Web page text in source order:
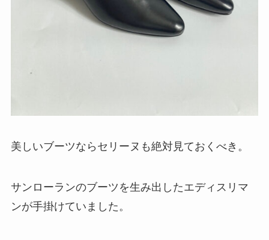
美しいブーツならセリーヌも絶対見ておくべき。
サンローランのブーツを生み出したエディスリマ
ンが手掛けていました。